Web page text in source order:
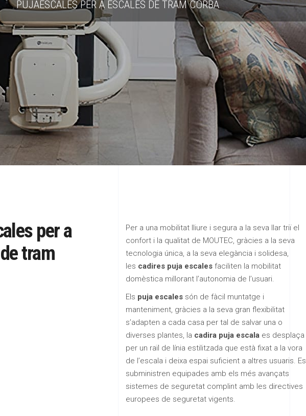
PUJAESCALES PER A ESCALES DE TRAM CORBA
per a
tram
Per a una mobilitat lliure i segura a la seva llar triï el
confort i la qualitat de MOUTEC, gràcies a la seva
tecnologia única, a la seva elegància i solidesa,
les cadires puja escales faciliten la mobilitat
domèstica millorant l’autonomia de l’usuari.
Els puja escales són de fàcil muntatge i
manteniment, gràcies a la seva gran flexibilitat
s’adapten a cada casa per tal de salvar una o
diverses plantes, la cadira puja escala es desplaça
per un raïl de línia estilitzada que està fixat a la vora
de l’escala i deixa espai suficient a altres usuaris. Es
subministren equipades amb els més avançats
sistemes de seguretat complint amb les directives
europees de seguretat vigents.